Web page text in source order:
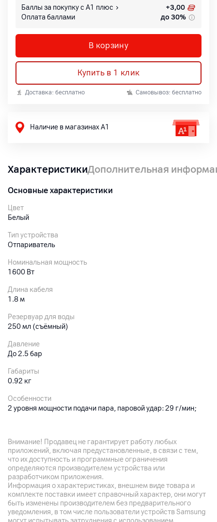
Баллы за покупку с А1 плюс +3,00
Оплата баллами
до 30%
В корзину
Купить в 1 клик
Доставка: бесплатно Самовывоз: бесплатно
Наличие в магазинах А1
ХарактеристикиДополнительная
Основные характеристики
Цвет
Белый
Тип устройства
Отпариватель
Номинальная мощность
1600 Вт
Длина кабеля
1.8 м
Резервуар для воды
250 мл (съёмный)
Давление
До 2.5 бар
Габариты
0.92 кг
Особенности
2 уровня мощности подачи пара, паровой удар: 29 г/мин;
отпаривание
Другие характеристики
Гарантия
12мес.
Импортер
Частное предприятие «Неолинк», 220055, г. Минск,ул.
Внимание! Продавец не гарантирует работу любых
приложений, включая предустановленные, в связи с тем,
что их доступность и программные ограничения
определяются производителем устройства или
разработчиком приложения.
Информация о характеристиках, внешнем виде товара и
комплекте поставки имеет справочный характер, они могут
быть изменены производителем без предварительного
уведомления, в том числе пользователи устройств Samsung